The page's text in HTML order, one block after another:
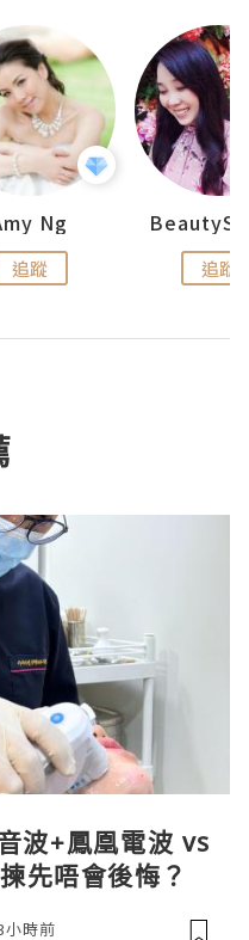
Ng
追蹤 追蹤
波+鳳凰電波 vs
先唔會後悔？
小時前